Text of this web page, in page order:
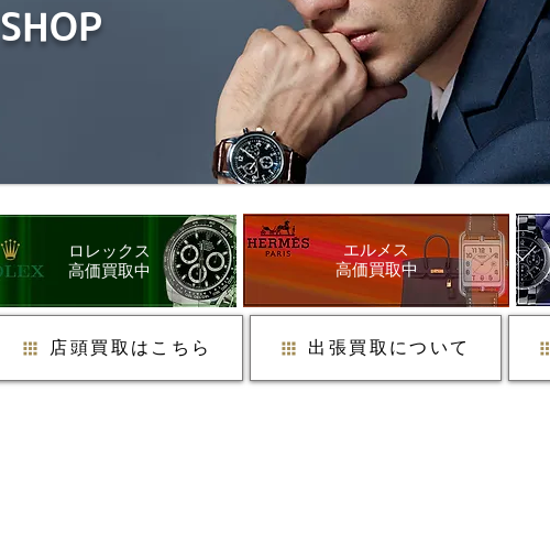
ロレックス
​高価買取中
​エルメス
​高価買取中
店頭買取はこちら 出張買取について